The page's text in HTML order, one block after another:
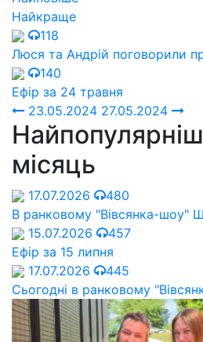
Найкраще
118
Люся та Андрій поговорили
140
Ефір за 24 травня
23.05.2024 27.05.2024
місяць
17.07.2026
480
В ранковому "Вівсянка-шоу"
15.07.2026
457
Ефір за 15 липня
17.07.2026
445
Сьогодні в ранковому